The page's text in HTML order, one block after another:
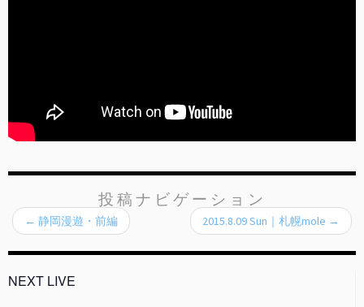
投稿ナビゲーション
← 静岡漫遊・前編 2015.8.09 Sun｜札幌mole →
NEXT LIVE